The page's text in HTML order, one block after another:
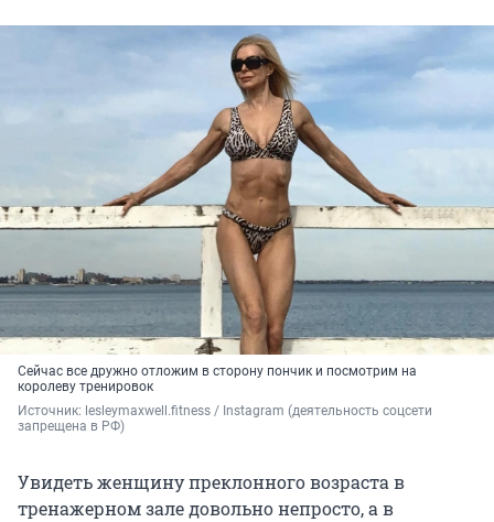
Сейчас все дружно отложим в сторону пончик и посмотрим на
королеву тренировок
Источник: lesleymaxwell.fitness / Instagram (деятельность соцсети
запрещена в РФ)
Увидеть женщину преклонного возраста в
тренажерном зале довольно непросто, а в